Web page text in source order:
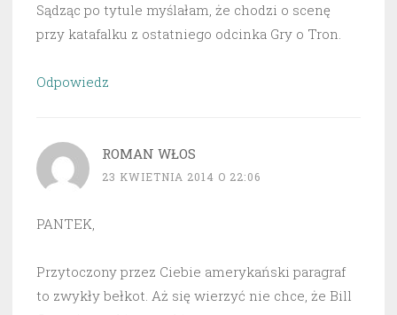
Sądząc po tytule myślałam, że chodzi o scenę
przy katafalku z ostatniego odcinka Gry o Tron.
Odpowiedz
ROMAN WŁOS
23 KWIETNIA 2014 O 22:06
PANTEK,
Przytoczony przez Ciebie amerykański paragraf
to zwykły bełkot. Aż się wierzyć nie chce, że Bill